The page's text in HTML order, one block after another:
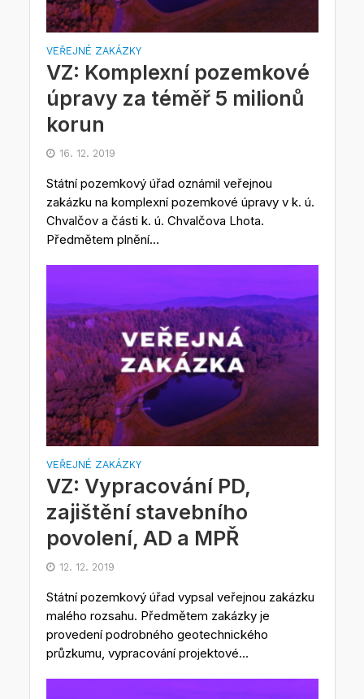
VEŘEJNÉ ZAKÁZKY
VZ: Komplexní pozemkové
úpravy za téměř 5 milionů
korun
16. 12. 2019
Státní pozemkový úřad oznámil veřejnou
zakázku na komplexní pozemkové úpravy v k. ú.
Chvalčov a části k. ú. Chvalčova Lhota.
Předmětem plnění...
VEŘEJNÉ ZAKÁZKY
VZ: Vypracování PD,
zajištění stavebního
povolení, AD a MPŘ
12. 12. 2019
Státní pozemkový úřad vypsal veřejnou zakázku
malého rozsahu. Předmětem zakázky je
provedení podrobného geotechnického
průzkumu, vypracování projektové...